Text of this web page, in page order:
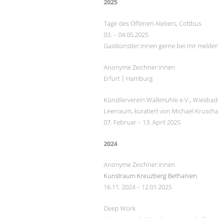
2025
Tage des Offenen Ateliers, Cottbus
03. – 04.05.2025
Gastkünstler:innen gerne bei mir melden
Anonyme Zeichner:innen
Erfurt | Hamburg
Künstlerverein Walkmühle e.V.,
Leerraum, kuratiert von Michael Kruscha
07. Februar – 13. April 2025
2024
Anonyme Zeichner:innen
Kunstraum Kreuzberg Bethanien
16.11. 2024 – 12.01.2025
Deep Work